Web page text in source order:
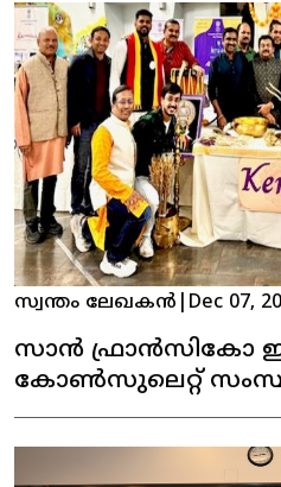
സ്വന്തം ലേഖകൻ Dec 07,
സാൻ ഫ്രാൻസികോ
കോൺസുലെറ്റ്
ദിനമാഘോഷിച്ചു